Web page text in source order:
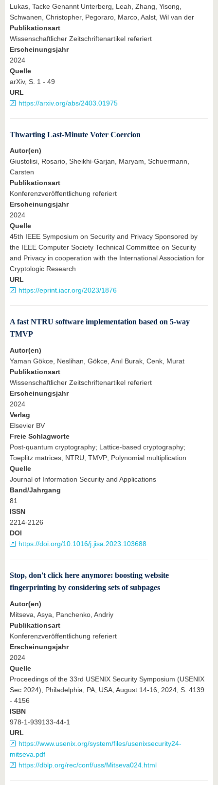
Lukas, Tacke Genannt Unterberg, Leah, Zhang, Yisong,
Schwanen, Christopher, Pegoraro, Marco, Aalst, Wil van der
Publikationsart
Wissenschaftlicher Zeitschriftenartikel referiert
Erscheinungsjahr
2024
Quelle
arXiv, S. 1 - 49
URL
https://arxiv.org/abs/2403.01975
Thwarting Last-Minute Voter Coercion
Autor(en)
Giustolisi, Rosario, Sheikhi‐Garjan, Maryam, Schuermann,
Carsten
Publikationsart
Konferenzveröffentlichung referiert
Erscheinungsjahr
2024
Quelle
45th IEEE Symposium on Security and Privacy Sponsored by
the IEEE Computer Society Technical Committee on Security
and Privacy in cooperation with the International Association for
Cryptologic Research
URL
https://eprint.iacr.org/2023/1876
A fast NTRU software implementation based on 5-way
TMVP
Autor(en)
Yaman Gökce, Neslihan, Gökce, Anıl Burak, Cenk, Murat
Publikationsart
Wissenschaftlicher Zeitschriftenartikel referiert
Erscheinungsjahr
2024
Verlag
Elsevier BV
Freie Schlagworte
Post-quantum cryptography; Lattice-based cryptography;
Toeplitz matrices; NTRU; TMVP; Polynomial multiplication
Quelle
Journal of Information Security and Applications
Band/Jahrgang
81
ISSN
2214-2126
DOI
https://doi.org/10.1016/j.jisa.2023.103688
Stop, don't click here anymore: boosting website
fingerprinting by considering sets of subpages
Autor(en)
Mitseva, Asya, Panchenko, Andriy
Publikationsart
Konferenzveröffentlichung referiert
Erscheinungsjahr
2024
Quelle
Proceedings of the 33rd USENIX Security Symposium (USENIX
Sec 2024), Philadelphia, PA, USA, August 14-16, 2024, S. 4139
- 4156
ISBN
978-1-939133-44-1
URL
https://www.usenix.org/system/files/usenixsecurity24-
mitseva.pdf
https://dblp.org/rec/conf/uss/Mitseva024.html